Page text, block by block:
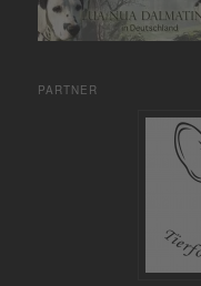
PARTNER